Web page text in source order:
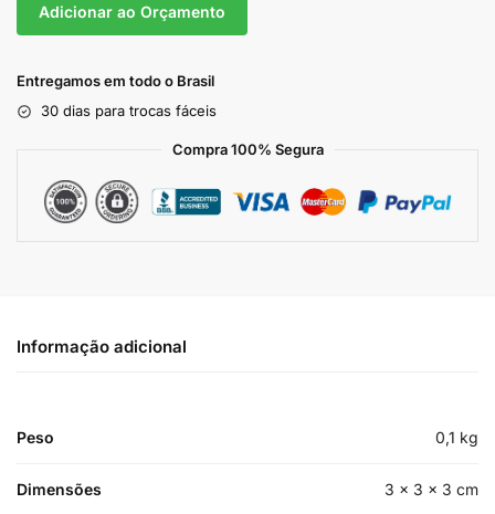
Adicionar ao Orçamento
Entregamos em todo o Brasil
30 dias para trocas fáceis
Compra 100% Segura
Informação adicional
Peso 0,1 kg
Dimensões 3 × 3 × 3 cm